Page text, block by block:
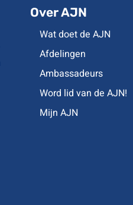
Over AJN
Wat doet de AJN
Afdelingen
Ambassadeurs
Word lid van de AJN!
Mijn AJN